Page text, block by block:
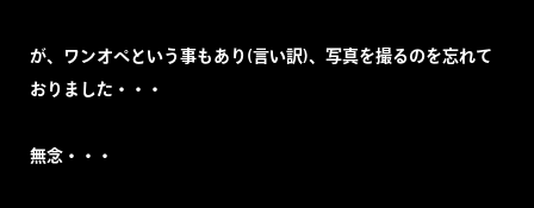
が、ワンオペという事もあり(言い訳)、写真を撮るのを忘れて
おりました・・・
無念・・・